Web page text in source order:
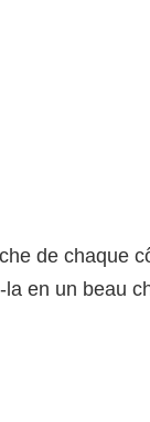
de chaque
en un beau